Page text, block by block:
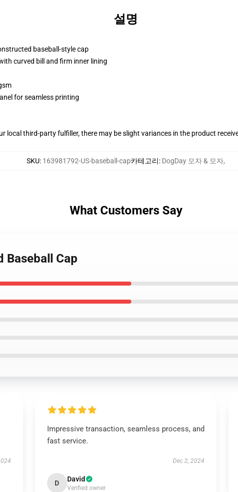
설명
baseball-style cap
curved bill and firm inner lining
for seamless printing
local third-party fulfiller, there may be slight variances in the product
SKU: 163981792-US-baseball-cap카테고리: DogDay 모자 & 모자,
What Customers Say
Baseball Cap
Impressive transaction, seamless process, and
fast service.
Dec 2, 2024
D David
Verified owner